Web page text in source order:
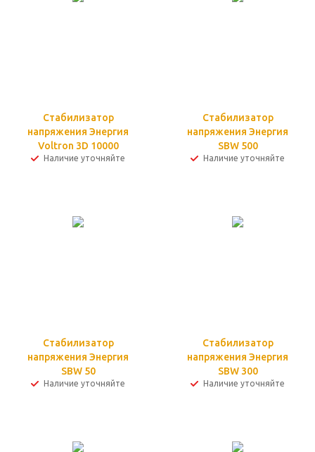
Стабилизатор
напряжения Энергия
Voltron 3D 10000
Наличие уточняйте
Стабилизатор
напряжения Энергия
SBW 500
Наличие уточняйте
Стабилизатор
напряжения Энергия
SBW 50
Наличие уточняйте
Стабилизатор
напряжения Энергия
SBW 300
Наличие уточняйте